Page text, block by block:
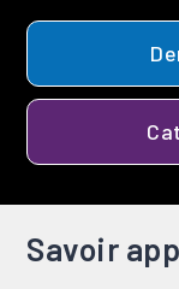
Savoir